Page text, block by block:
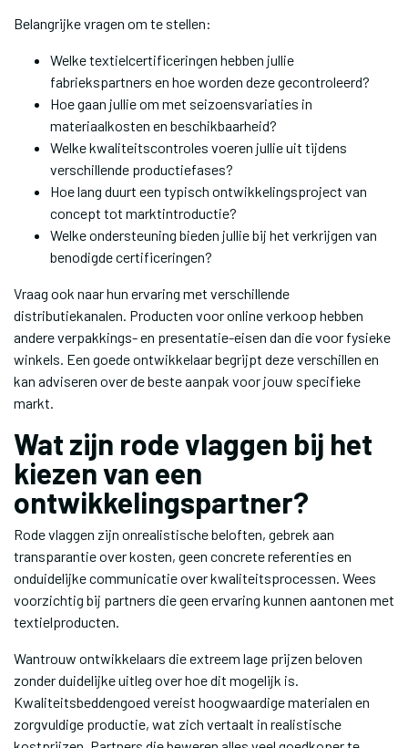
Belangrijke vragen om te stellen:
Welke textielcertificeringen hebben jullie
fabriekspartners en hoe worden deze gecontroleerd?
Hoe gaan jullie om met seizoensvariaties in
materiaalkosten en beschikbaarheid?
Welke kwaliteitscontroles voeren jullie uit tijdens
verschillende productiefases?
Hoe lang duurt een typisch ontwikkelingsproject van
concept tot marktintroductie?
Welke ondersteuning bieden jullie bij het verkrijgen van
benodigde certificeringen?
Vraag ook naar hun ervaring met verschillende
distributiekanalen. Producten voor online verkoop hebben
andere verpakkings- en presentatie-eisen dan die voor fysieke
winkels. Een goede ontwikkelaar begrijpt deze verschillen en
kan adviseren over de beste aanpak voor jouw specifieke
markt.
Wat zijn rode vlaggen bij het
kiezen van een
ontwikkelingspartner?
Rode vlaggen zijn onrealistische beloften, gebrek aan
transparantie over kosten, geen concrete referenties en
onduidelijke communicatie over kwaliteitsprocessen. Wees
voorzichtig bij partners die geen ervaring kunnen aantonen met
textielproducten.
Wantrouw ontwikkelaars die extreem lage prijzen beloven
zonder duidelijke uitleg over hoe dit mogelijk is.
Kwaliteitsbeddengoed vereist hoogwaardige materialen en
zorgvuldige productie, wat zich vertaalt in realistische